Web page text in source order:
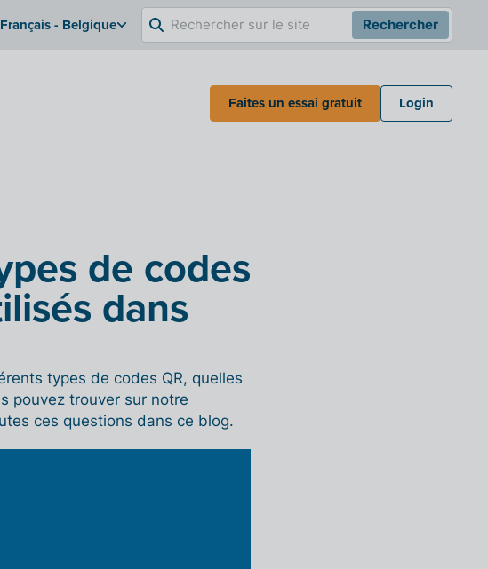
Français - Belgique Rechercher
Faites un essai gratuit Login
de codes
dans
types de codes QR, quelles
pouvez trouver sur notre
ces questions dans ce blog.